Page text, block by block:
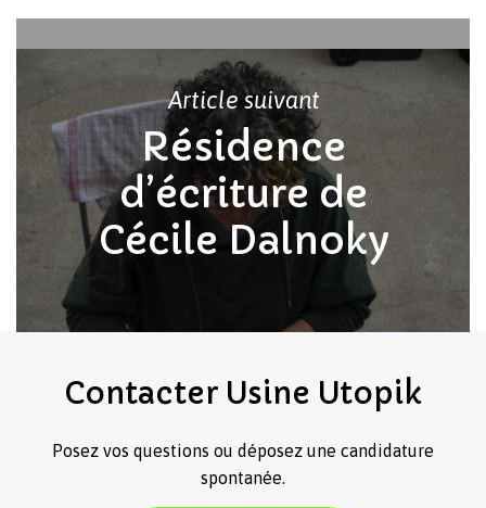
Article suivant
Résidence
d’écriture de
Cécile Dalnoky
Contacter Usine Utopik
Posez vos questions ou déposez une candidature
spontanée.